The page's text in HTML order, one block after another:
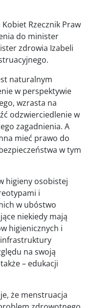
Rzecznik Praw
do minister
zdrowia Izabeli
naturalnym
w perspektywie
wzrasta na
odzwierciedlenie w
zagadnienia. A
mieć prawo do
w tym
higieny osobistej
i
w ubóstwo
niekiedy mają
higienicznych i
na swoją
– edukacji
że menstruacja